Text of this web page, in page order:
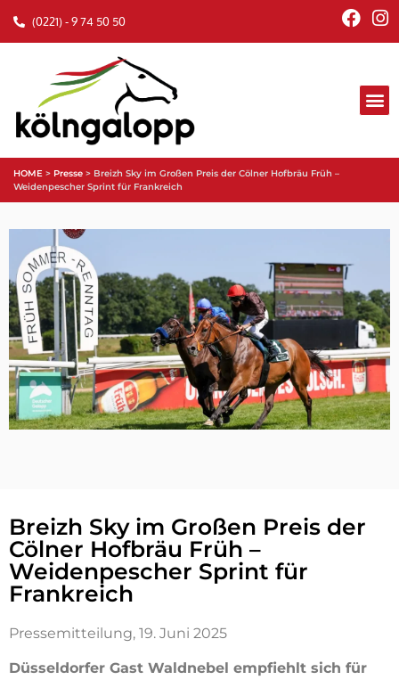
(0221) - 9 74 50 50
HOME > Presse > Breizh Sky im Großen Preis der Cölner Hofbräu Früh –
Weidenpescher Sprint für Frankreich
Breizh Sky im Großen Preis der
Cölner Hofbräu Früh –
Weidenpescher Sprint für
Frankreich
Pressemitteilung, 19. Juni 2025
Düsseldorfer Gast Waldnebel empfiehlt sich für